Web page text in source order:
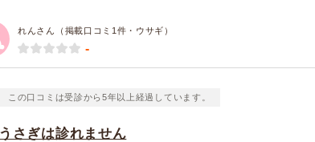
れんさん（掲載口コミ1件・ウサギ）
-
この口コミは受診から5年以上経過しています。
うさぎは診れません